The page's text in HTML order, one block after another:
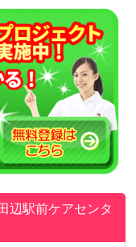
辺駅前ケアセンタ